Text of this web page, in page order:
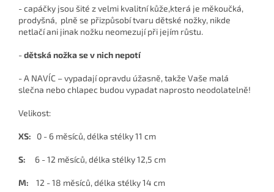
- capáčky jsou šité z velmi kvalitní kůže,která je měkoučká,
prodyšná, plně se přizpůsobí tvaru dětské nožky, nikde
netlačí ani jinak nožku neomezují při jejím růstu.
-dětská nožka se v nich nepotí
- A NAVÍC – vypadají opravdu úžasně, takže Vaše malá
slečna nebo chlapec budou vypadat naprosto neodolatelně!
Velikost:
XS: 0 - 6 měsíců, délka stélky 11 cm
S: 6 - 12 měsíců, délka stélky 12,5 cm
M: 12 - 18 měsíců, délka stélky 14 cm